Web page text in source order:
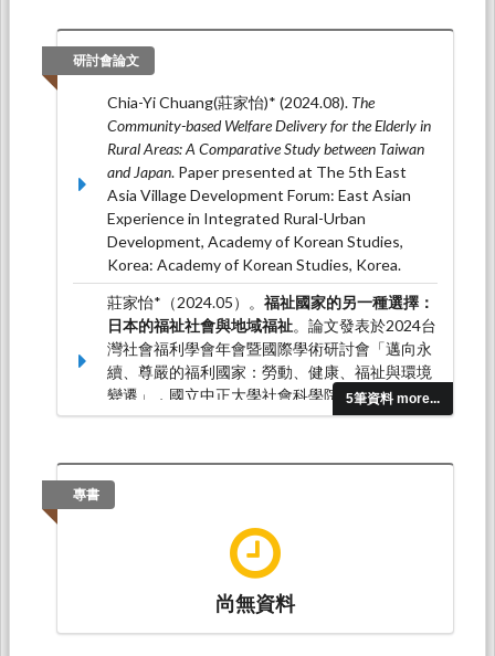
研討會論文
5筆資料 more...
Chia-Yi Chuang(莊家怡)* (2024.08). The
Community-based Welfare Delivery for the Elderly in
Rural Areas: A Comparative Study between Taiwan
and Japan. Paper presented at The 5th East
Asia Village Development Forum: East Asian
Experience in Integrated Rural-Urban
Development, Academy of Korean Studies,
Korea: Academy of Korean Studies, Korea.
莊家怡*（2024.05）。 福祉國家的另一種選擇：
日本的福祉社會與地域福祉。論文發表於2024台
灣社會福利學會年會暨國際學術研討會「邁向永
續、尊嚴的福利國家：勞動、健康、福祉與環境
變遷」，國立中正大學社會科學院：台灣社會福
利學會。
支援模式之探究：以社會福祉協議會的角色與功
能為中心
社會福利學術研討會，線上：國立金門大學社會
展脈絡、現況與趨勢：從1970年代至現今
發表於社會之疫，批判之苗，東海大學社會科學
專書
尚無資料